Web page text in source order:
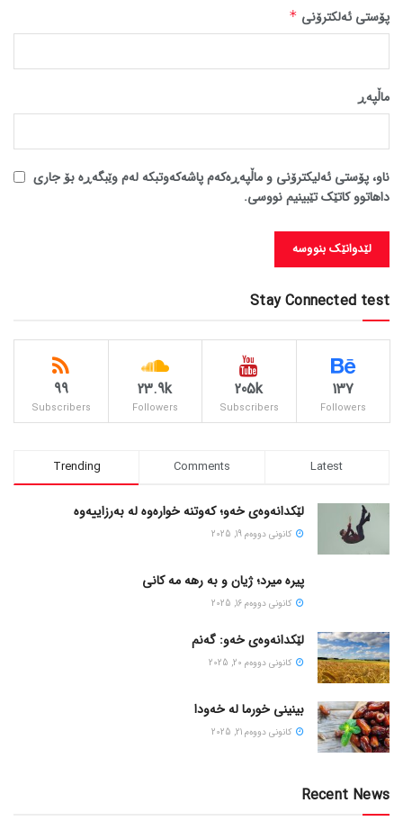
پۆستی ئەلکترۆنی *
ماڵپه‌ڕ
ناو، پۆستی ئەلیکترۆنی و ماڵپەڕەکەم پاشەکەوتبکە لەم وێبگەڕە بۆ جاری
داهاتوو کاتێک تێبینیم نووسی.
Stay Connected test
137
Followers
205k
Subscribers
23.9k
Followers
99
Subscribers
Trending Comments Latest
لێکدانەوەی خەو؛ کەوتنە خوارەوە لە بەرزاییەوە
كانونی دووه‌م 19, 2025
پیره میرد؛ ژیان و به رهه مه کانی
كانونی دووه‌م 16, 2025
لێکدانەوەی خەو: گەنم
كانونی دووه‌م 20, 2025
بینینی خورما لە خەودا
كانونی دووه‌م 21, 2025
Recent News